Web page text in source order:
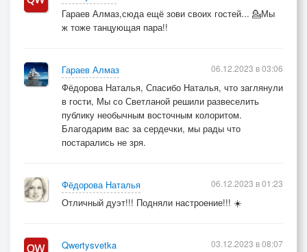
Гараев Алмаз,сюда ещё зови своих гостей... 💁Мы
ж тоже танцующая пара!!
Гараев Алмаз
Фёдорова Наталья, Спасибо Наталья, что заглянули
в гости, Мы со Светланой решили развеселить
публику необычным восточным колоритом.
Благодарим вас за сердечки, мы рады что
постарались не зря.
06.12.2023 в 03:06
Фёдорова Наталья
Отличный дуэт!!! Подняли настроение!!! ☀️
06.12.2023 в 01:23
Qwertysvetka
03.12.2023 в 08:07